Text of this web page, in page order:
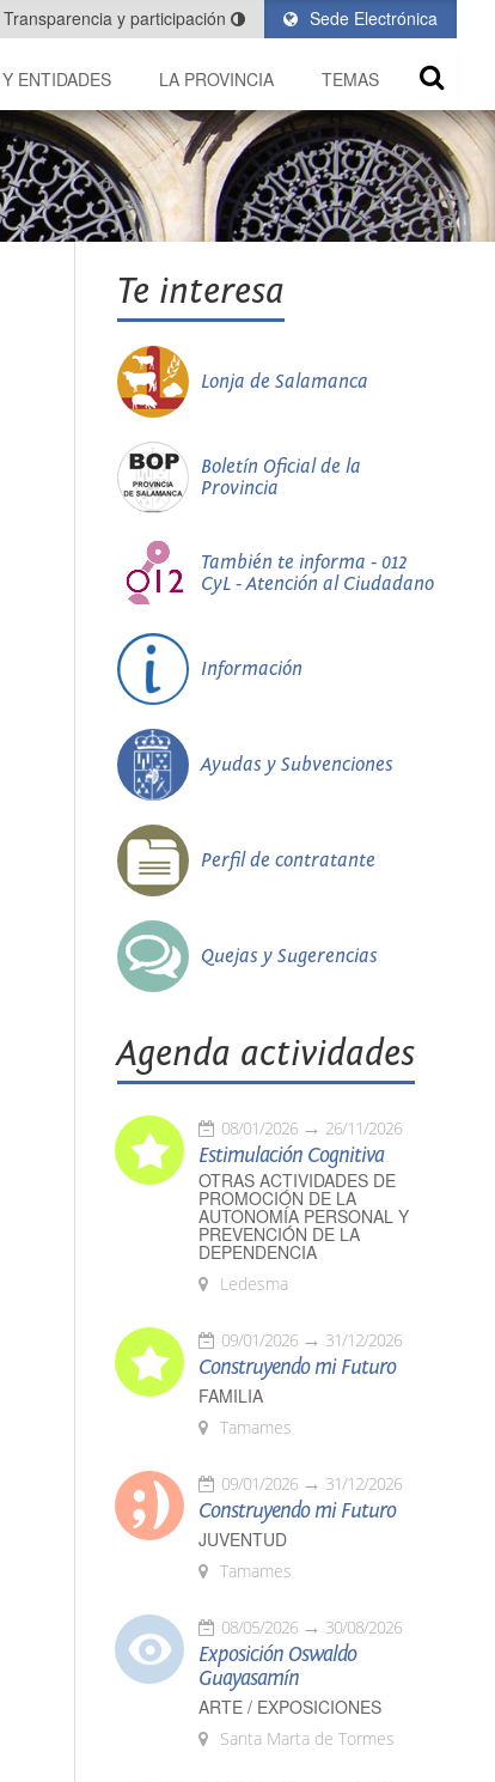
Sede Electrónica
Transparencia y participación
ENTIDADES LA PROVINCIA TEMAS
Te interesa
Lonja de Salamanca
Boletín Oficial de la
Provincia
También te informa - 012
CyL - Atención al Ciudadano
Información
Ayudas y Subvenciones
Perfil de contratante
Quejas y Sugerencias
Agenda actividades
08/01/2026 26/11/2026
Estimulación Cognitiva
OTRAS ACTIVIDADES DE
PROMOCIÓN DE LA
AUTONOMÍA PERSONAL Y
PREVENCIÓN DE LA
DEPENDENCIA
Ledesma
09/01/2026 31/12/2026
Construyendo mi Futuro
FAMILIA
Tamames
09/01/2026 31/12/2026
Construyendo mi Futuro
JUVENTUD
Tamames
08/05/2026 30/08/2026
Exposición Oswaldo
Guayasamín
ARTE / EXPOSICIONES
Santa Marta de Tormes